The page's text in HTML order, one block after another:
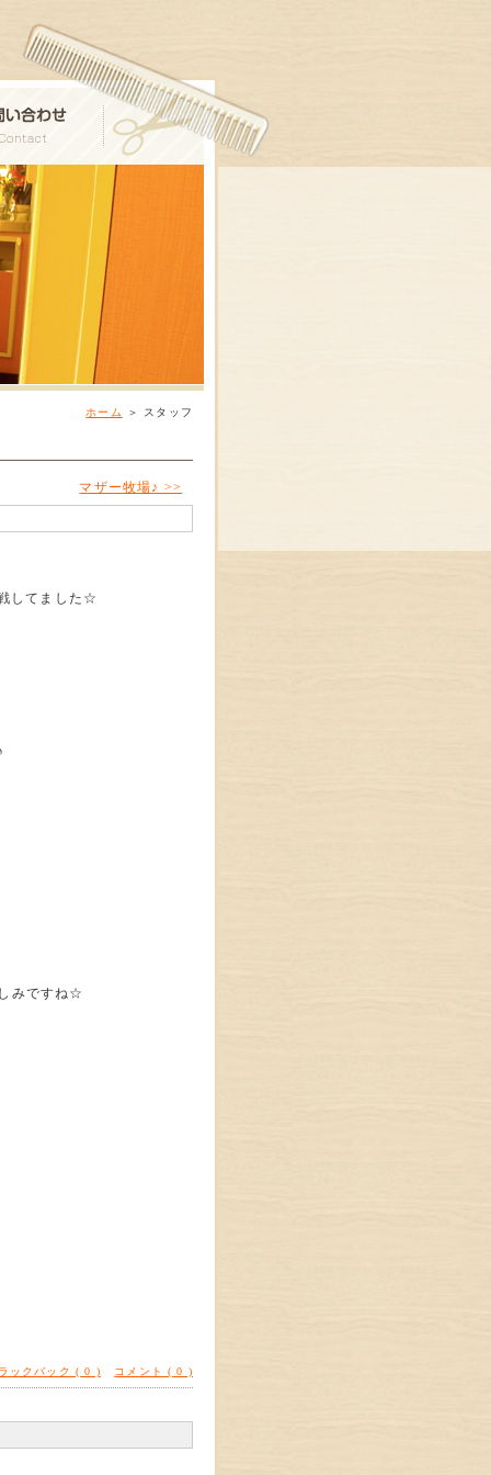
ホーム ＞ スタッフ
マザー牧場♪ >>
してました☆
みですね☆
ックバック ( 0 ) コメント ( 0 )